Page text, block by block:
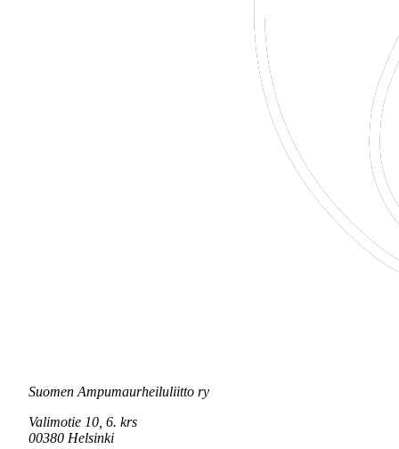
Suomen Ampumaurheiluliitto ry
Valimotie 10, 6. krs
00380 Helsinki